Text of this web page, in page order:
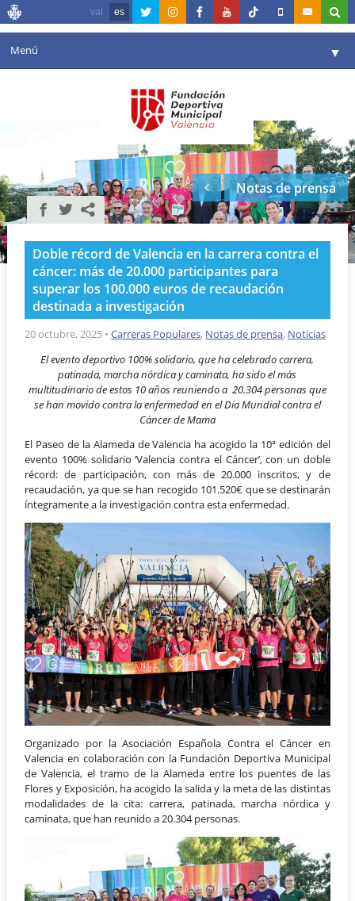
val es
Menú ▼
▼
Comunicación ▼
Valencia en deporte
Portal de Transparencia
Reservas
Notas de prensa
Doble récord de Valencia en la carrera contra el
cáncer: más de 20.000 participantes para
superar los 100.000 euros de recaudación
destinada a investigación
20 octubre, 2025 •Carreras Populares, Notas de prensa, Noticias
El evento deportivo 100% solidario, que ha celebrado carrera,
patinada, marcha nórdica y caminata, ha sido el más
multitudinario de estos 10 años reuniendo a 20.304 personas que
se han movido contra la enfermedad en el Día Mundial contra el
Cáncer de Mama
El Paseo de la Alameda de Valencia ha acogido la 10ª edición del
evento 100% solidario ‘Valencia contra el Cáncer’, con un doble
récord: de participación, con más de 20.000 inscritos, y de
recaudación, ya que se han recogido 101.520€ que se destinarán
íntegramente a la investigación contra esta enfermedad.
Organizado por la Asociación Española Contra el Cáncer en
Valencia en colaboración con la Fundación Deportiva Municipal
de Valencia, el tramo de la Alameda entre los puentes de las
Flores y Exposición, ha acogido la salida y la meta de las distintas
modalidades de la cita: carrera, patinada, marcha nórdica y
caminata, que han reunido a 20.304 personas.